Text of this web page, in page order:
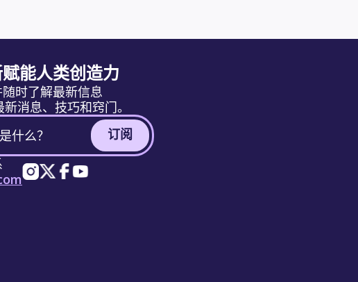
能人类创造力
时了解最新信息
消息、技巧和窍门。
订阅